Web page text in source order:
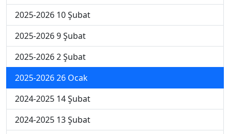
2025-2026 10 Şubat
2025-2026 9 Şubat
2025-2026 2 Şubat
2025-2026 26 Ocak
2024-2025 14 Şubat
2024-2025 13 Şubat